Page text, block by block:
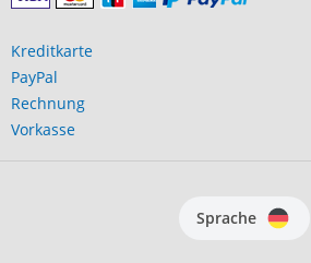
Kreditkarte
PayPal
Rechnung
Vorkasse
Sprache